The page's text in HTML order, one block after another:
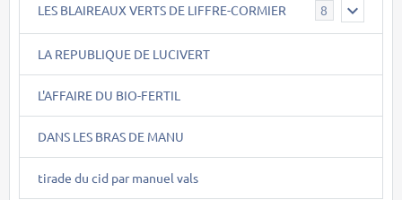
LES BLAIREAUX VERTS DE LIFFRE-CORMIER 8
LA REPUBLIQUE DE LUCIVERT
L'AFFAIRE DU BIO-FERTIL
DANS LES BRAS DE MANU
tirade du cid par manuel vals